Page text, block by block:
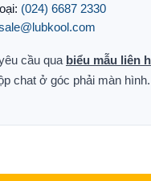
(024) 6687 2330
cầu qua biểu mẫu liên
chat ở góc phải màn hình.